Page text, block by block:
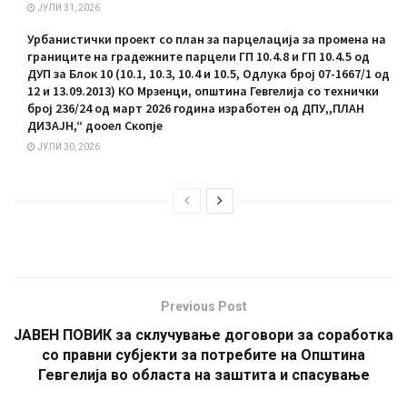
ЈУЛИ 31, 2026
Урбанистички проект со план за парцелација за промена на
границите на градежните парцели ГП 10.4.8 и ГП 10.4.5 од
ДУП за Блок 10 (10.1, 10.3, 10.4 и 10.5, Одлука број 07-1667/1 од
12 и 13.09.2013) КО Мрзенци, општина Гевгелија со технички
број 236/24 од март 2026 година изработен од ДПУ,,ПЛАН
ДИЗАЈН,“ дооел Скопје
ЈУЛИ 30, 2026
Previous Post
ЈАВЕН ПОВИК за склучување договори за соработка
со правни субјекти за потребите на Општина
Гевгелија во областа на заштита и спасување